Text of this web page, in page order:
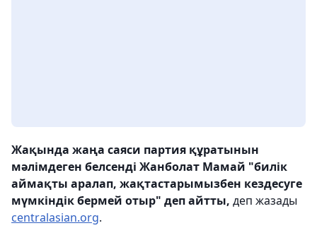
Жақында жаңа саяси партия құратынын
мәлімдеген белсенді Жанболат Мамай "билік
аймақты аралап, жақтастарымызбен кездесуге
мүмкіндік бермей отыр" деп айтты, деп жазады
centralasian.org.